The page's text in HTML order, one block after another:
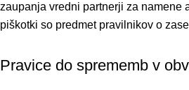
zaupanja vredni partnerji za namene
piškotki so predmet pravilnikov o
Pravice do sprememb v